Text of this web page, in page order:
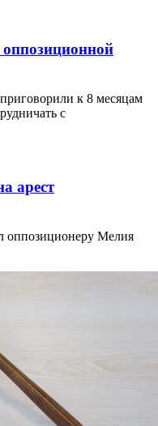
к 8 месяцам
с
арест
оппозиционеру Мелия